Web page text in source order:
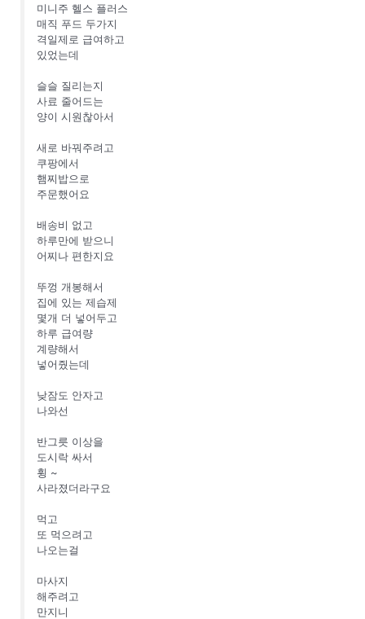
미니주 헬스 플러스
매직 푸드 두가지
격일제로 급여하고
있었는데
슬슬 질리는지
사료 줄어드는
양이 시원찮아서
새로 바꿔주려고
쿠팡에서
햄찌밥으로
주문했어요
배송비 없고
하루만에 받으니
어찌나 편한지요
뚜껑 개봉해서
집에 있는 제습제
몇개 더 넣어두고
하루 급여량
계량해서
넣어줬는데
낮잠도 안자고
나와선
반그릇 이상을
도시락 싸서
휭 ~
사라졌더라구요
먹고
또 먹으려고
나오는걸
마사지
해주려고
만지니